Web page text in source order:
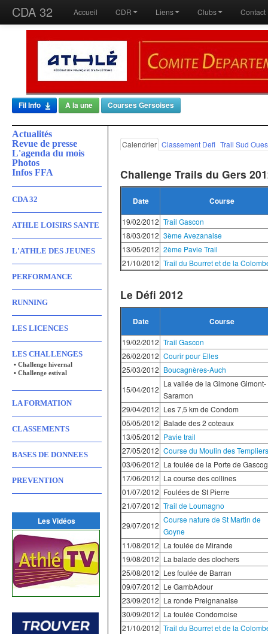
Fil Info A la une Courses Gersoises
CDA 32 Accueil CDR Liens Clubs Contact
Actualités
Revue de presse
L'agenda du mois
Photos
Infos FFA
CDA 32
ATHLE LOISIRS SANTE
L'ATHLE DES JEUNES
PERFORMANCE
RUNNING
LES LICENCES
LES CHALLENGES
• Challenge hivernal
• Challenge estival
LA FORMATION
CLASSEMENTS
BASES DE DONNEES
PREVENTION
Les Vidéos
Calendrier Classement Defi Trail Sud
Challenge Trails du Gers
Date Course
19/02/2012 Trail Gascon
18/03/2012 3ème Avezanaise
13/05/2012 2ème Pavie Trail
21/10/2012 Trail du Bourret et de la
Le Défi 2012
Date Course
19/02/2012 Trail Gascon
26/02/2012 Courir pour Elles
25/03/2012 Boucagnères-Auch
15/04/2012
La vallée de la Gimone Gimont-
Saramon
29/04/2012 Les 7,5 km de Condom
05/05/2012 Balade des 2 coteaux
13/05/2012 Pavie trail
27/05/2012 Course du Moulin des
03/06/2012 La foulée de la Porte de
17/06/2012 La course des collines
01/07/2012 Foulées de St Pierre
21/07/2012 Trail de Loumagno
29/07/2012
Course nature de St Martin de
Goyne
11/08/2012 La foulée de Mirande
19/08/2012 La balade des clochers
25/08/2012 Les foulée de Barran
09/07/2012 Le GambAdour
23/09/2012 La ronde Preignanaise
30/09/2012 La foulée Condomoise
21/10/2012 Trail du Bourret et de la